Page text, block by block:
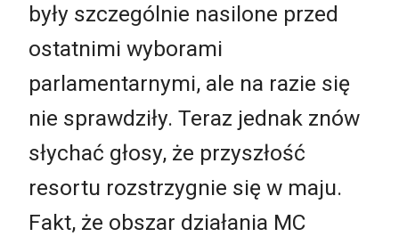
były szczególnie nasilone przed
ostatnimi wyborami
parlamentarnymi, ale na razie się
nie sprawdziły. Teraz jednak znów
słychać głosy, że przyszłość
resortu rozstrzygnie się w maju.
Fakt, że obszar działania MC